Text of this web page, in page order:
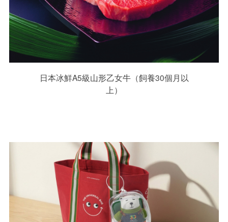
日本冰鮮A5級山形乙女牛（飼養30個月以
上）